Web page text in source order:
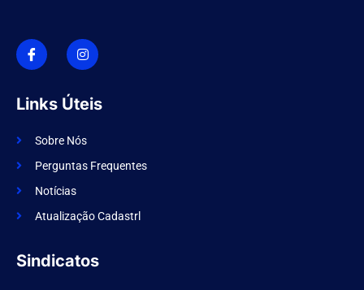
I
c
o
n
f
a
e
o
k
I
n
s
t
g
r
m
Links Úteis
Sobre Nós
Perguntas Frequentes
Notícias
Atualização Cadastrl
Sindicatos